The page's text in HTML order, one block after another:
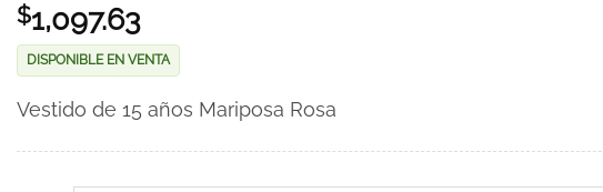
$1,097.63
DISPONIBLE EN VENTA
Vestido de 15 años Mariposa Rosa